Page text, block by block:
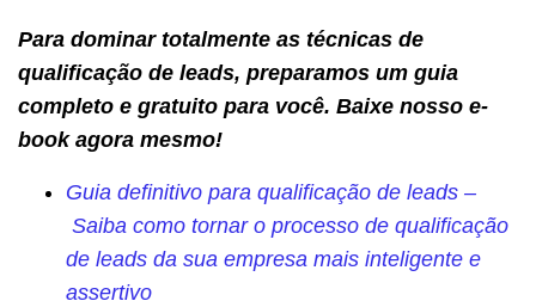
Para dominar totalmente as técnicas de
qualificação de leads, preparamos um guia
completo e gratuito para você. Baixe nosso e-
book agora mesmo!
Guia definitivo para qualificação de leads –
Saiba como tornar o processo de qualificação
de leads da sua empresa mais inteligente e
assertivo